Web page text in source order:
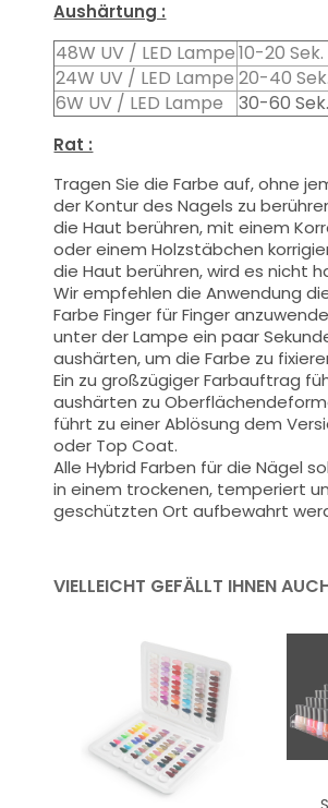
Aushärtung :
48W UV / LED Lampe10-20 Sek.
24W UV / LED Lampe 20-40 Sek.
6W UV / LED Lampe
30-60 Sek.
Rat :
Tragen Sie die Farbe auf, ohne
der Kontur des Nagels zu
die Haut berühren, mit einem
oder einem Holzstäbchen
die Haut berühren, wird es nicht
Wir empfehlen die Anwendung
Farbe Finger für Finger
unter der Lampe ein paar
aushärten, um die Farbe zu
Ein zu großzügiger Farbauftrag
aushärten zu
führt zu einer Ablösung dem
oder Top Coat.
Alle Hybrid Farben für die Nägel
in einem trockenen, temperiert
geschützten Ort aufbewahrt
VIELLEICHT GEFÄLLT IHNEN